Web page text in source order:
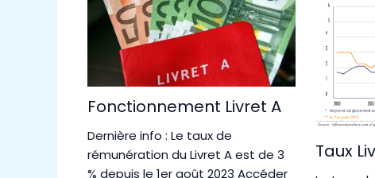
Fonctionnement Livret A
Dernière info : Le taux de
rémunération du Livret A est de 3
% depuis le 1er août 2023 Accéder
Taux